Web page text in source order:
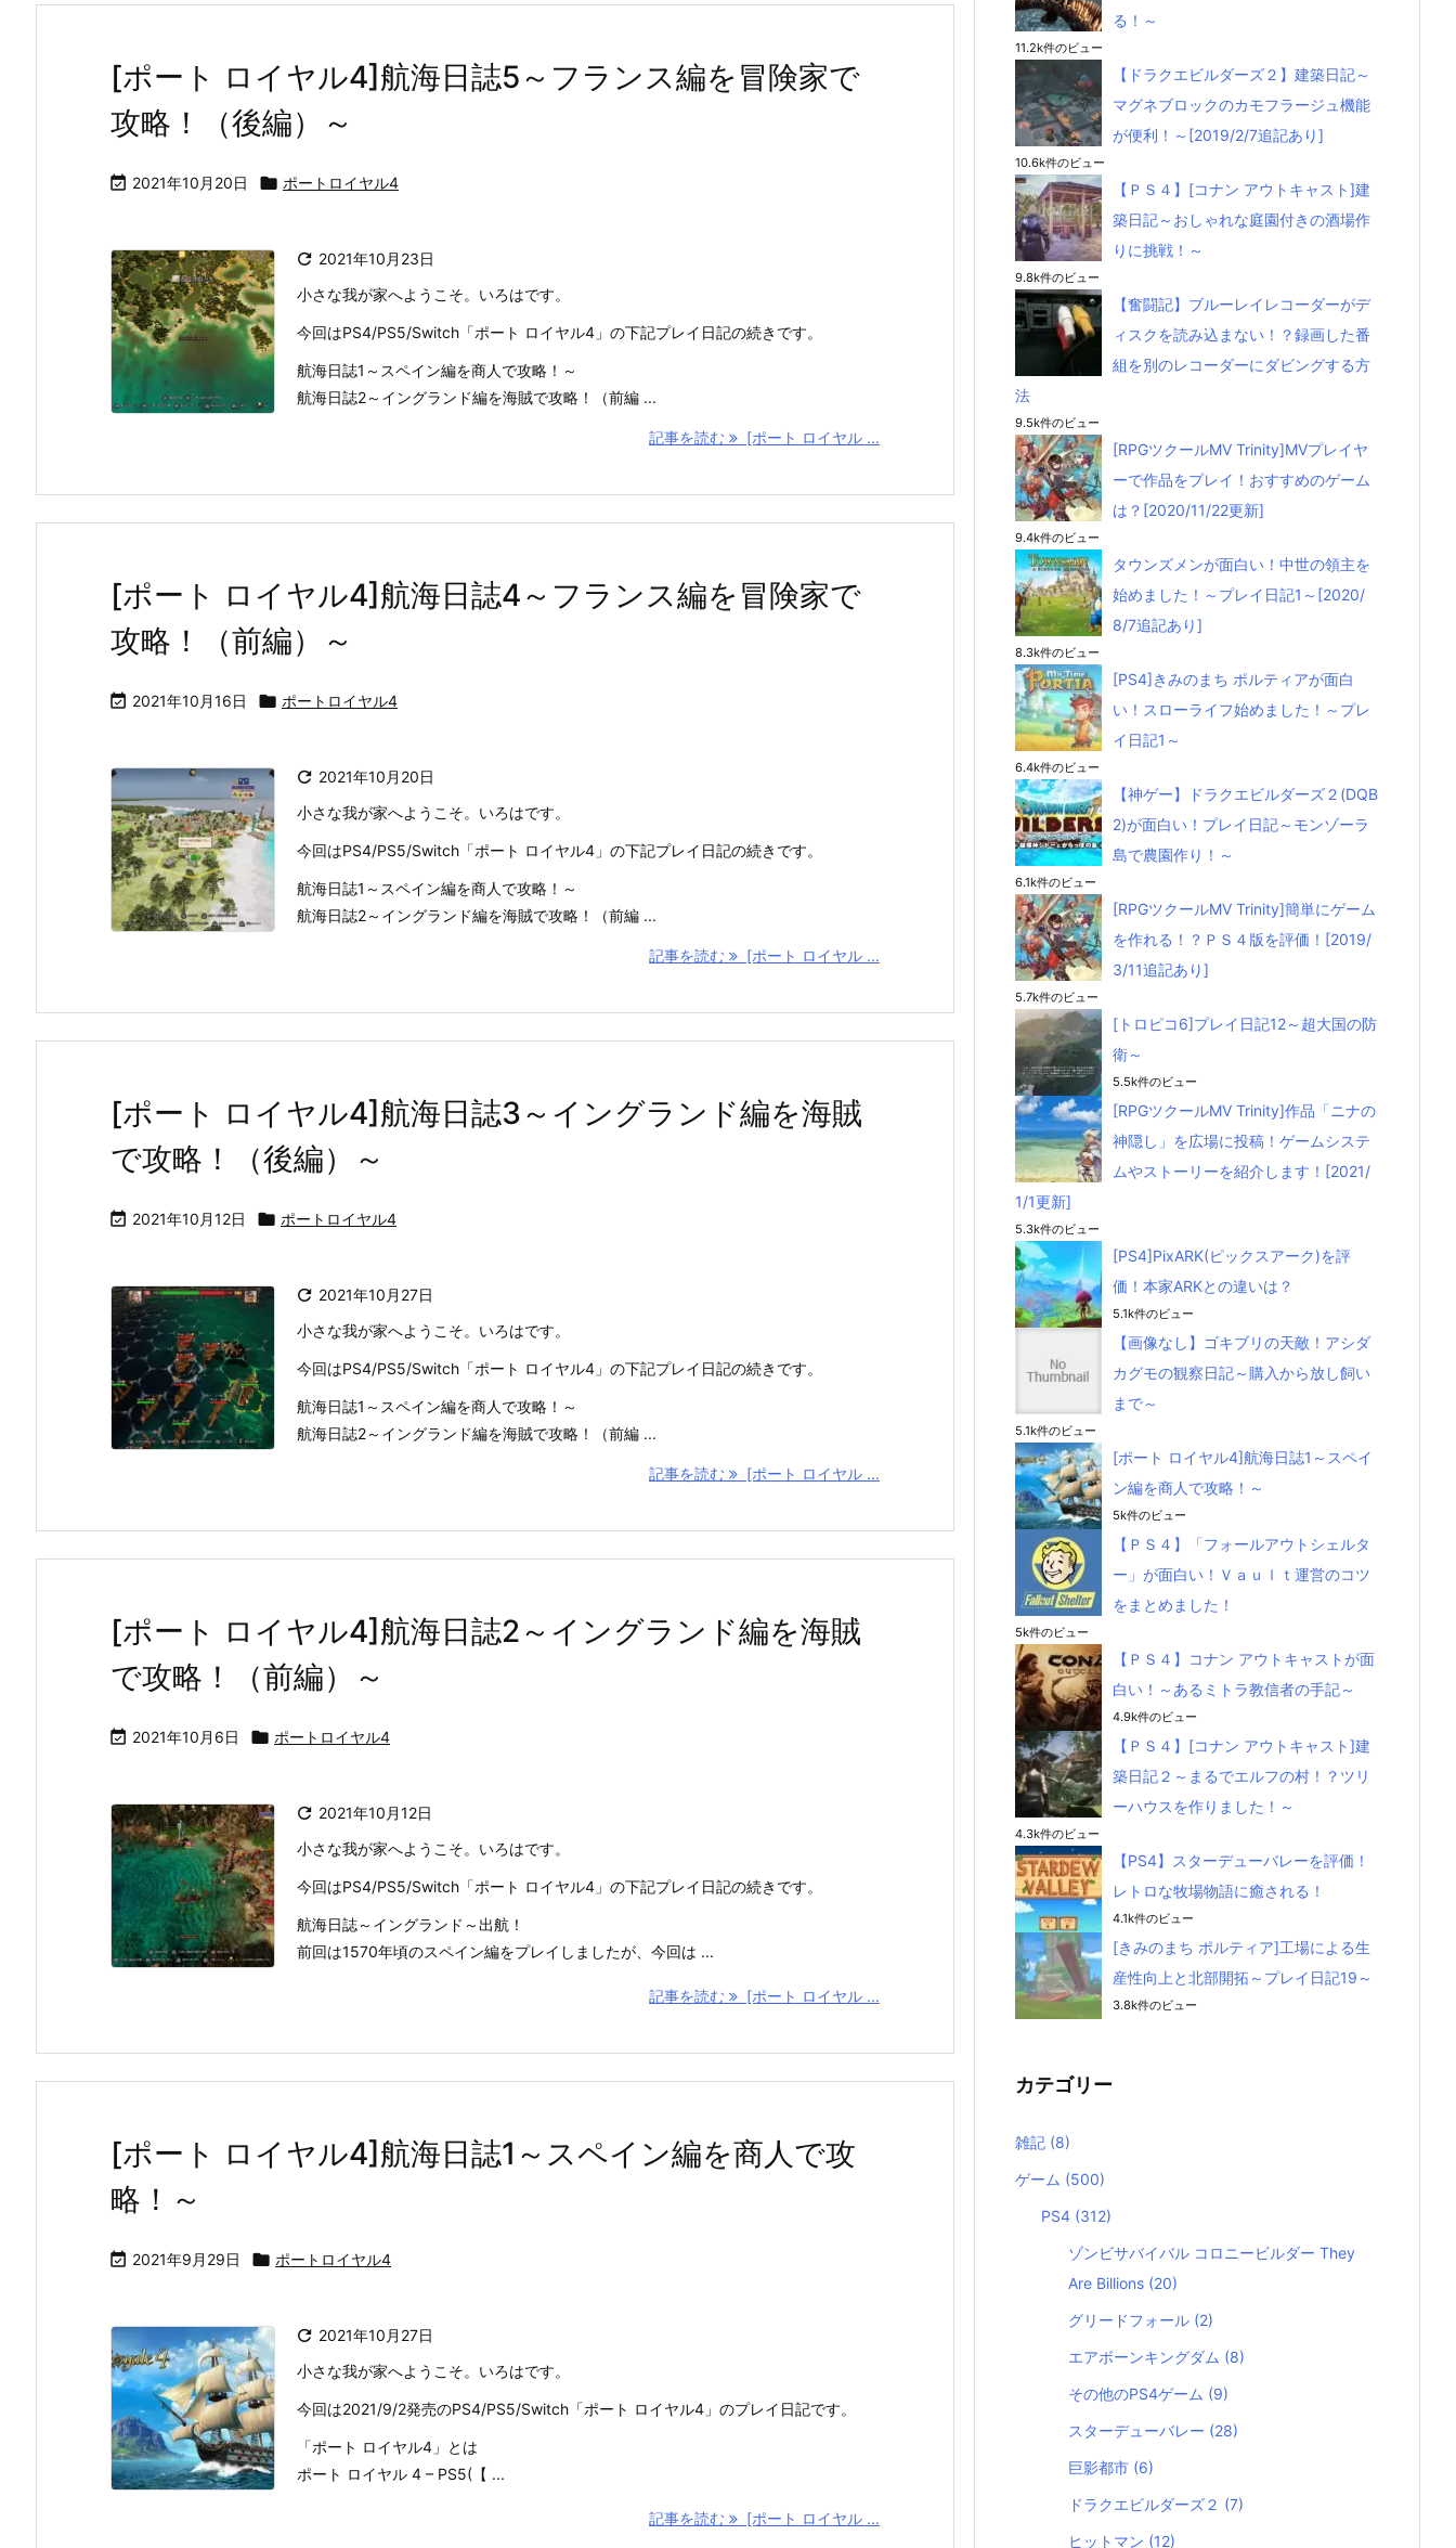
[ポート ロイヤル4]航海日誌5～フランス編を冒険家で
攻略！（後編）～
 2021年10月20日  ポートロイヤル4
 2021年10月23日
小さな我が家へようこそ。いろはです。
今回はPS4/PS5/Switch「ポート ロイヤル4」の下記プレイ日記の続きです。
航海日誌1～スペイン編を商人で攻略！～
航海日誌2～イングランド編を海賊で攻略！（前編 ...
記事を読む [ポート ロイヤル ...
[ポート ロイヤル4]航海日誌4～フランス編を冒険家で
攻略！（前編）～
 2021年10月16日  ポートロイヤル4
 2021年10月20日
小さな我が家へようこそ。いろはです。
今回はPS4/PS5/Switch「ポート ロイヤル4」の下記プレイ日記の続きです。
航海日誌1～スペイン編を商人で攻略！～
航海日誌2～イングランド編を海賊で攻略！（前編 ...
記事を読む [ポート ロイヤル ...
[ポート ロイヤル4]航海日誌3～イングランド編を海賊
で攻略！（後編）～
 2021年10月12日  ポートロイヤル4
 2021年10月27日
小さな我が家へようこそ。いろはです。
今回はPS4/PS5/Switch「ポート ロイヤル4」の下記プレイ日記の続きです。
航海日誌1～スペイン編を商人で攻略！～
航海日誌2～イングランド編を海賊で攻略！（前編 ...
記事を読む [ポート ロイヤル ...
[ポート ロイヤル4]航海日誌2～イングランド編を海賊
で攻略！（前編）～
 2021年10月6日  ポートロイヤル4
 2021年10月12日
小さな我が家へようこそ。いろはです。
今回はPS4/PS5/Switch「ポート ロイヤル4」の下記プレイ日記の続きです。
航海日誌～イングランド～出航！
前回は1570年頃のスペイン編をプレイしましたが、今回は ...
記事を読む [ポート ロイヤル ...
[ポート ロイヤル4]航海日誌1～スペイン編を商人で攻
略！～
 2021年9月29日  ポートロイヤル4
 2021年10月27日
小さな我が家へようこそ。いろはです。
今回は2021/9/2発売のPS4/PS5/Switch「ポート ロイヤル4」のプレイ日記です。
「ポート ロイヤル4」とは
ポート ロイヤル 4 – PS5(【 ...
記事を読む [ポート ロイヤル ...
る！～
11.2k件のビュー
【ドラクエビルダーズ２】建築日記～
マグネブロックのカモフラージュ機能
が便利！～[2019/2/7追記あり]
10.6k件のビュー
【ＰＳ４】[コナン アウトキャスト]建
築日記～おしゃれな庭園付きの酒場作
りに挑戦！～
9.8k件のビュー
【奮闘記】ブルーレイレコーダーがデ
ィスクを読み込まない！？録画した番
組を別のレコーダーにダビングする方
法
9.5k件のビュー
[RPGツクールMV Trinity]MVプレイヤ
ーで作品をプレイ！おすすめのゲーム
は？[2020/11/22更新]
9.4k件のビュー
タウンズメンが面白い！中世の領主を
始めました！～プレイ日記1～[2020/
8/7追記あり]
8.3k件のビュー
[PS4]きみのまち ポルティアが面白
い！スローライフ始めました！～プレ
イ日記1～
6.4k件のビュー
【神ゲー】ドラクエビルダーズ２(DQB
2)が面白い！プレイ日記～モンゾーラ
島で農園作り！～
6.1k件のビュー
[RPGツクールMV Trinity]簡単にゲーム
を作れる！？ＰＳ４版を評価！[2019/
3/11追記あり]
5.7k件のビュー
[トロピコ6]プレイ日記12～超大国の防
衛～
5.5k件のビュー
[RPGツクールMV Trinity]作品「ニナの
神隠し」を広場に投稿！ゲームシステ
ムやストーリーを紹介します！[2021/
1/1更新]
5.3k件のビュー
[PS4]PixARK(ピックスアーク)を評
価！本家ARKとの違いは？
5.1k件のビュー
【画像なし】ゴキブリの天敵！アシダ
カグモの観察日記～購入から放し飼い
まで～
5.1k件のビュー
[ポート ロイヤル4]航海日誌1～スペイ
ン編を商人で攻略！～
5k件のビュー
【ＰＳ４】「フォールアウトシェルタ
ー」が面白い！Ｖａｕｌｔ運営のコツ
をまとめました！
5k件のビュー
【ＰＳ４】コナン アウトキャストが面
白い！～あるミトラ教信者の手記～
4.9k件のビュー
【ＰＳ４】[コナン アウトキャスト]建
築日記２～まるでエルフの村！？ツリ
ーハウスを作りました！～
4.3k件のビュー
【PS4】スターデューバレーを評価！
レトロな牧場物語に癒される！
4.1k件のビュー
[きみのまち ポルティア]工場による生
産性向上と北部開拓～プレイ日記19～
3.8k件のビュー
カテゴリー
雑記 (8)
ゲーム (500)
PS4 (312)
ゾンビサバイバル コロニービルダー They
Are Billions (20)
グリードフォール (2)
エアボーンキングダム (8)
その他のPS4ゲーム (9)
スターデューバレー (28)
巨影都市 (6)
ドラクエビルダーズ２ (7)
ヒットマン (12)